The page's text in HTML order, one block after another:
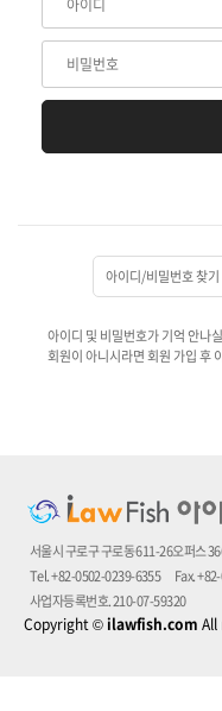
아이디/비밀번호 찾기
아이디 및 비밀번호가 기억 안나
회원이 아니시라면 회원 가입 후
서울시 구로구 구로동 611-26오퍼스
Tel. +82-0502-0239-6355
Fax.
사업자등록번호. 210-07-59320
Copyright©ilawfish.com